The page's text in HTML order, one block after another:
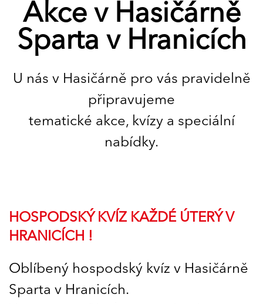
Akce v Hasičárně
Sparta v Hranicích
U nás v Hasičárně pro vás pravidelně
připravujeme
tematické akce, kvízy a speciální
nabídky.
HOSPODSKÝ KVÍZ KAŽDÉ ÚTERÝ V
HRANICÍCH !
Oblíbený hospodský kvíz v Hasičárně
Sparta v Hranicích.